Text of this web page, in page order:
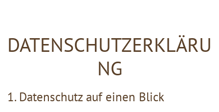
DATENSCHUTZERKLÄRU
NG
1. Datenschutz auf einen Blick